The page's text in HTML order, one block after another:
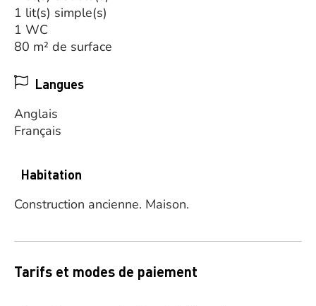
1 lit(s) simple(s)
1 WC
80 m² de surface
Langues
Anglais
Français
Habitation
Construction ancienne. Maison.
Tarifs et modes de paiement